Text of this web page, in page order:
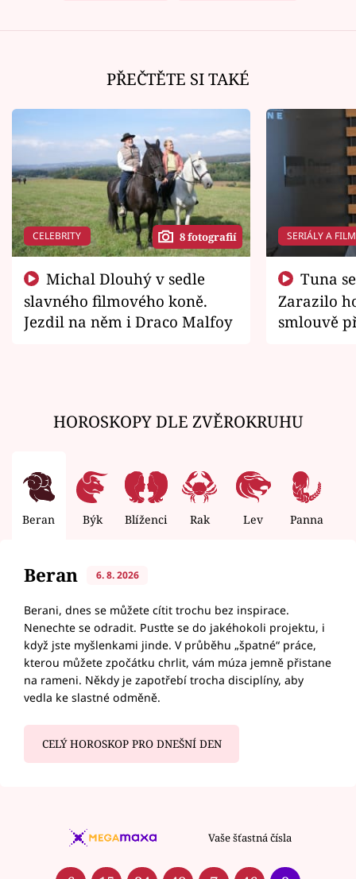
PŘEČTĚTE SI TAKÉ
CELEBRITY 8 fotografií
slavného filmového koně.
Jezdil na něm i Draco Malfoy
SERIÁLY A
Zarazilo
smlouvě
HOROSKOPY DLE ZVĚROKRUHU
Beran Býk Blíženci Rak Lev Panna
Beran 6. 8. 2026
Berani, dnes se můžete cítit trochu bez inspirace.
Nenechte se odradit. Pusťte se do jakéhokoli projektu, i
když jste myšlenkami jinde. V průběhu „špatné“ práce,
kterou můžete zpočátku chrlit, vám múza jemně přistane
na rameni. Někdy je zapotřebí trocha disciplíny, aby
vedla ke slastné odměně.
CELÝ HOROSKOP PRO DNEŠNÍ DEN
Vaše šťastná čísla